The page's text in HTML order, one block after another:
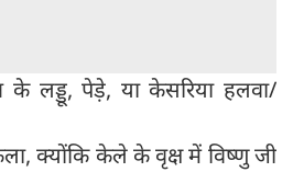
के लड्डू, पेड़े, या केसरिया हलवा/
क्योंकि केले के वृक्ष में विष्णु जी